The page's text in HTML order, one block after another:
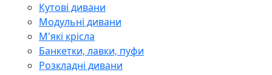
Кутові дивани
Модульні дивани
М'які крісла
Банкетки, лавки, пуфи
Розкладні дивани